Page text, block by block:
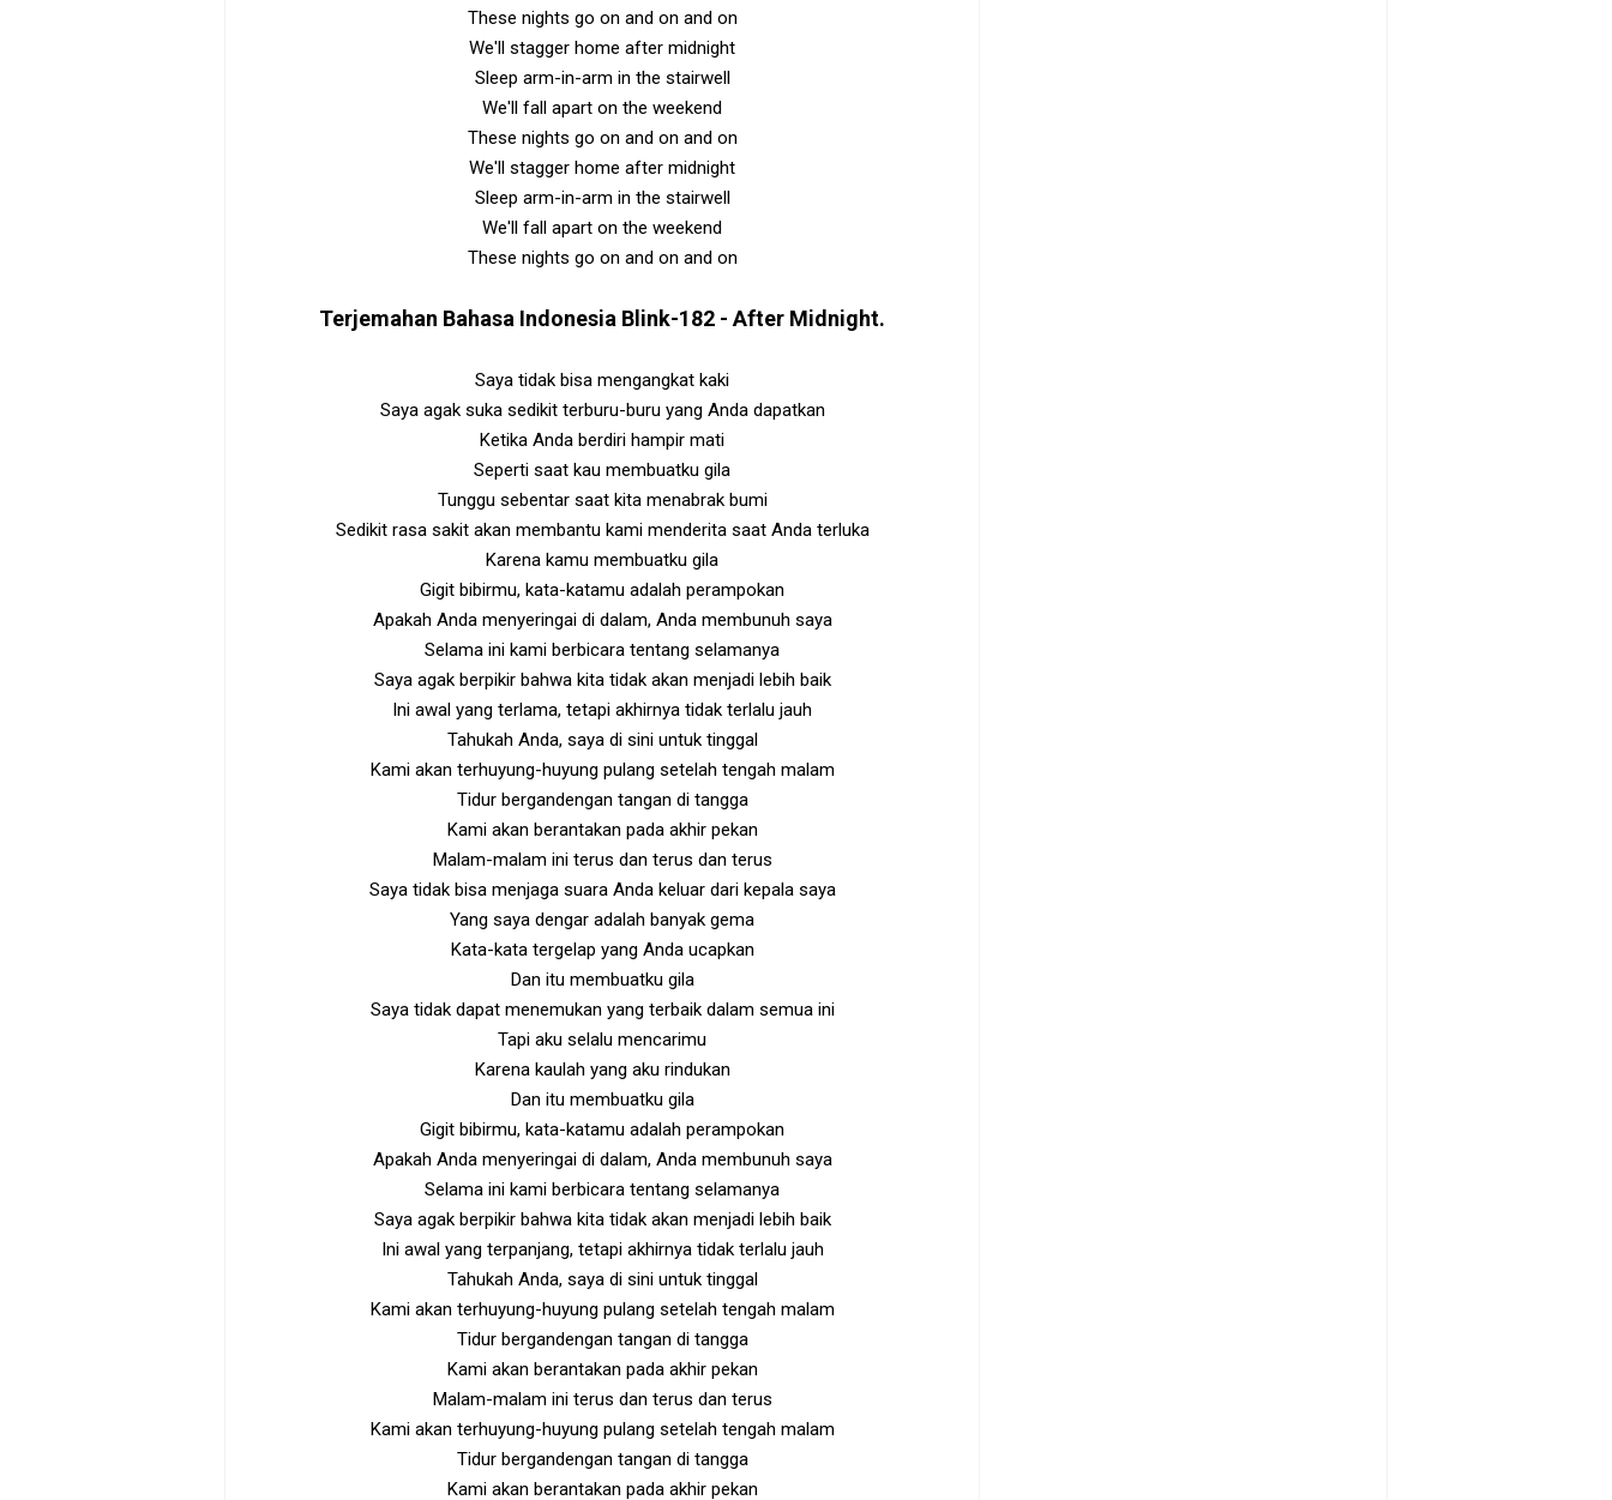
These nights go on and on and on
We'll stagger home after midnight
Sleep arm-in-arm in the stairwell
We'll fall apart on the weekend
These nights go on and on and on
We'll stagger home after midnight
Sleep arm-in-arm in the stairwell
We'll fall apart on the weekend
These nights go on and on and on
Terjemahan Bahasa Indonesia Blink-182 - After Midnight.
Saya tidak bisa mengangkat kaki
Saya agak suka sedikit terburu-buru yang Anda dapatkan
Ketika Anda berdiri hampir mati
Seperti saat kau membuatku gila
Tunggu sebentar saat kita menabrak bumi
Sedikit rasa sakit akan membantu kami menderita saat Anda terluka
Karena kamu membuatku gila
Gigit bibirmu, kata-katamu adalah perampokan
Apakah Anda menyeringai di dalam, Anda membunuh saya
Selama ini kami berbicara tentang selamanya
Saya agak berpikir bahwa kita tidak akan menjadi lebih baik
Ini awal yang terlama, tetapi akhirnya tidak terlalu jauh
Tahukah Anda, saya di sini untuk tinggal
Kami akan terhuyung-huyung pulang setelah tengah malam
Tidur bergandengan tangan di tangga
Kami akan berantakan pada akhir pekan
Malam-malam ini terus dan terus dan terus
Saya tidak bisa menjaga suara Anda keluar dari kepala saya
Yang saya dengar adalah banyak gema
Kata-kata tergelap yang Anda ucapkan
Dan itu membuatku gila
Saya tidak dapat menemukan yang terbaik dalam semua ini
Tapi aku selalu mencarimu
Karena kaulah yang aku rindukan
Dan itu membuatku gila
Gigit bibirmu, kata-katamu adalah perampokan
Apakah Anda menyeringai di dalam, Anda membunuh saya
Selama ini kami berbicara tentang selamanya
Saya agak berpikir bahwa kita tidak akan menjadi lebih baik
Ini awal yang terpanjang, tetapi akhirnya tidak terlalu jauh
Tahukah Anda, saya di sini untuk tinggal
Kami akan terhuyung-huyung pulang setelah tengah malam
Tidur bergandengan tangan di tangga
Kami akan berantakan pada akhir pekan
Malam-malam ini terus dan terus dan terus
Kami akan terhuyung-huyung pulang setelah tengah malam
Tidur bergandengan tangan di tangga
Kami akan berantakan pada akhir pekan